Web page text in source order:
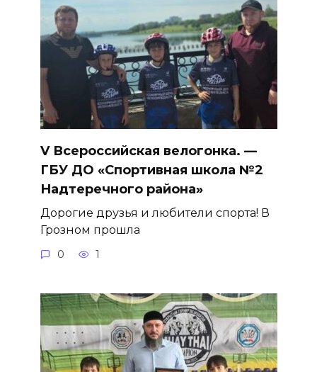
V Всероссийская велогонка. —
ГБУ ДО «Спортивная школа №2
Надтеречного района»
Дорогие друзья и любители спорта! В
Грозном прошла
0 1